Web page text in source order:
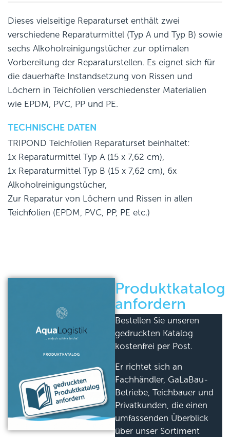
Dieses vielseitige Reparaturset enthält zwei
verschiedene Reparaturmittel (Typ A und Typ B) sowie
sechs Alkoholreinigungstücher zur optimalen
Vorbereitung der Reparaturstellen. Es eignet sich für
die dauerhafte Instandsetzung von Rissen und
Löchern in Teichfolien verschiedenster Materialien
wie EPDM, PVC, PP und PE.
TECHNISCHE DATEN
TRIPOND Teichfolien Reparaturset beinhaltet:
1x Reparaturmittel Typ A (15 x 7,62 cm),
1x Reparaturmittel Typ B (15 x 7,62 cm), 6x
Alkoholreinigungstücher,
Zur Reparatur von Löchern und Rissen in allen
Teichfolien (EPDM, PVC, PP, PE etc.)
Produktkatalog
anfordern
Bestellen Sie unseren
gedruckten Katalog
kostenfrei per Post.
Er richtet sich an
Fachhändler, GaLaBau-
Betriebe, Teichbauer und
Privatkunden, die einen
umfassenden Überblick
über unser Sortiment